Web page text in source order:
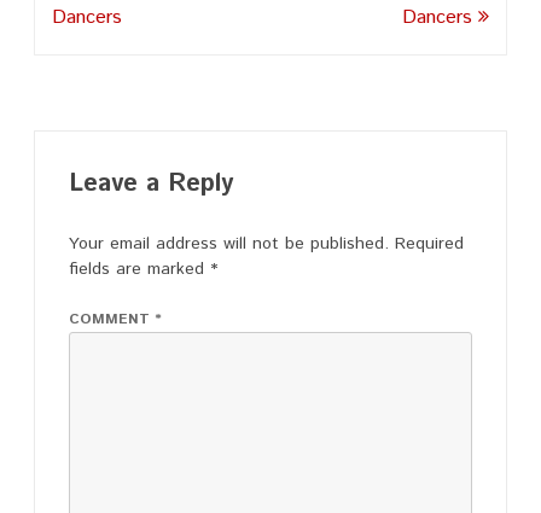
navigation
Dancers
Dancers
Leave a Reply
Your email address will not be published. Required
fields are marked *
COMMENT *